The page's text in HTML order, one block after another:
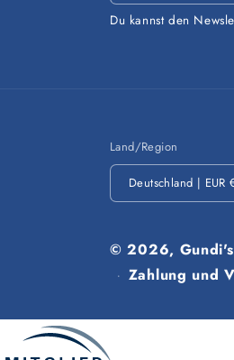
Du kannst den
Land/Region
© 2026,
Zahlung und